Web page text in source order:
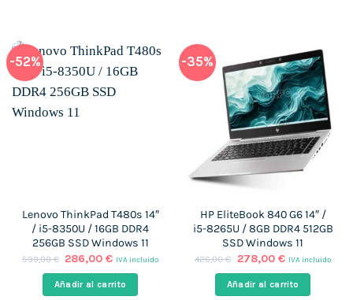
-52%
Lenovo ThinkPad T480s 14″
/ i5-8350U / 16GB DDR4
256GB SSD Windows 11
599,00€ El
original
era:
286,00€El
actual
es:
IVA incluido
Añadir al carrito
-35%
HP EliteBook 840 G6 14″ /
i5-8265U / 8GB DDR4 512GB
SSD Windows 11
426,00€
El
original
era:
278,00 €El
actual
es:
IVA incluido
Añadir al carrito